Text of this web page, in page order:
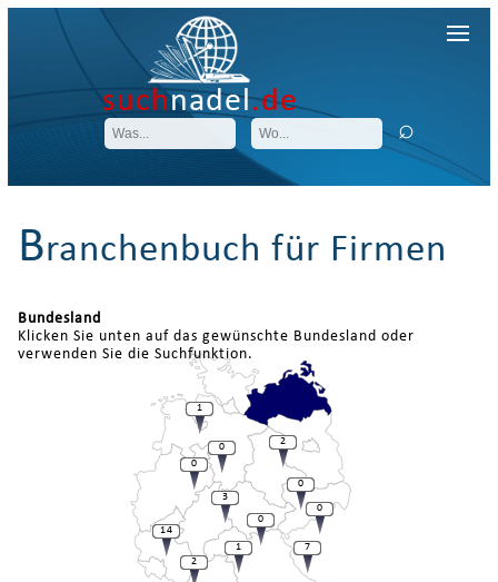
suchnadel.de
Branchenbuch für Firmen
Bundesland
Klicken Sie unten auf das gewünschte Bundesland oder
verwenden Sie die Suchfunktion.
7
0
14
0
0
2
0
1
0
3
2
1